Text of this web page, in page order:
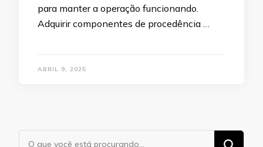
para manter a operação funcionando.
Adquirir componentes de procedência …
ABRIL 9, 2025
Procurando